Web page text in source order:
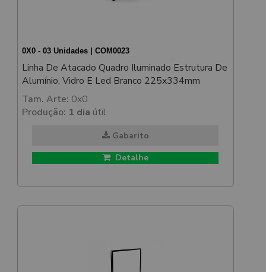
0X0 - 03 Unidades | COM0023
Linha De Atacado Quadro Iluminado Estrutura De
Alumínio, Vidro E Led Branco 225x334mm
Tam. Arte: 0x0
Produção: 1 dia útil
Gabarito
Detalhe